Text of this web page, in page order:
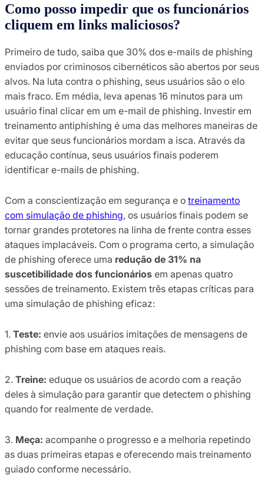
Como posso impedir que os funcionários
cliquem em links maliciosos?
Primeiro de tudo, saiba que 30% dos e-mails de phishing
enviados por criminosos cibernéticos são abertos por seus
alvos. Na luta contra o phishing, seus usuários são o elo
mais fraco. Em média, leva apenas 16 minutos para um
usuário final clicar em um e-mail de phishing. Investir em
treinamento antiphishing é uma das melhores maneiras de
evitar que seus funcionários mordam a isca. Através da
educação contínua, seus usuários finais poderem
identificar e-mails de phishing.
Com a conscientização em segurança e o treinamento
com simulação de phishing, os usuários finais podem se
tornar grandes protetores na linha de frente contra esses
ataques implacáveis. Com o programa certo, a simulação
de phishing oferece uma redução de 31% na
suscetibilidade dos funcionários em apenas quatro
sessões de treinamento. Existem três etapas críticas para
uma simulação de phishing eficaz:
1. Teste: envie aos usuários imitações de mensagens de
phishing com base em ataques reais.
2. Treine: eduque os usuários de acordo com a reação
deles à simulação para garantir que detectem o phishing
quando for realmente de verdade.
3. Meça: acompanhe o progresso e a melhoria repetindo
as duas primeiras etapas e oferecendo mais treinamento
guiado conforme necessário.